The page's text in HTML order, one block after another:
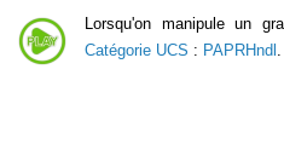
Lorsqu'on manipule un
Catégorie UCS : PAPRHndl